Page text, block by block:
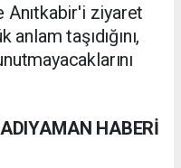
Anıtkabir'i ziyaret
taşıdığını,
ADIYAMAN HABERİ